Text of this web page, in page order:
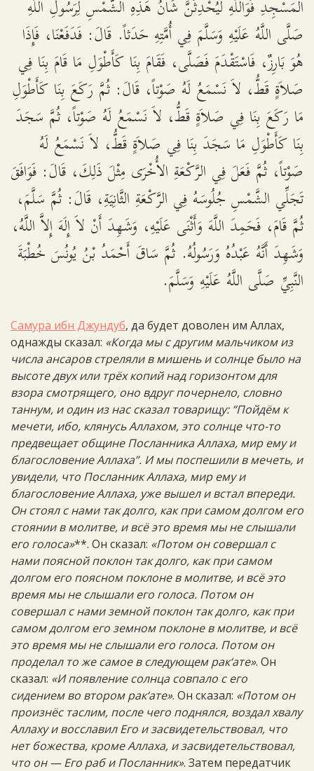
الْمَسْجِدِ فَوَاللَّهِ لَيُحْدِثَنَّ شَأْنُ هَذِهِ الشَّمْسِ لِرَسُولِ اللَّهِ
صَلَّى اللَّهُ عَلَيْهِ وَسَلَّمَ فِي أُمَّتِهِ حَدَثاً. قَالَ: فَدَفَعْنَا، فَإِذَا
هُوَ بَارِزٌ، فَاسْتَقْدَمَ فَصَلَّى، فَقَامَ بِنَا كَأَطْوَلِ مَا قَامَ بِنَا فِي
صَلاَةٍ قَطُّ، لاَ نَسْمَعُ لَهُ صَوْتاً، قَالَ: ثُمَّ رَكَعَ بِنَا كَأَطْوَلِ
مَا رَكَعَ بِنَا فِي صَلاَةٍ قَطُّ، لاَ نَسْمَعُ لَهُ صَوْتاً، ثُمَّ سَجَدَ
بِنَا كَأَطْوَلِ مَا سَجَدَ بِنَا فِي صَلاَةٍ قَطُّ، لاَ نَسْمَعُ لَهُ
صَوْتاً، ثُمَّ فَعَلَ فِي الرَّكْعَةِ الأُخْرَى مِثْلَ ذَلِكَ، قَالَ: فَوَافَقَ
تَجَلِّي الشَّمْسِ جُلُوسَهُ فِي الرَّكْعَةِ الثَّانِيَةِ، قَالَ: ثُمَّ سَلَّمَ،
ثُمَّ قَامَ، فَحَمِدَ اللَّهَ وَأَثْنَى عَلَيْهِ، وَشَهِدَ أَنْ لاَ إِلَهَ إِلاَّ اللَّهُ،
وَشَهِدَ أَنَّهُ عَبْدُهُ وَرَسُولُهُ. ثُمَّ سَاقَ أَحْمَدُ بْنُ يُونُسَ خُطْبَةَ
النَّبِيِّ صَلَّى اللَّهُ عَلَيْهِ وَسَلَّمَ.
Самура ибн Джундуб, да будет доволен им Аллах,
однажды сказал: «Когда мы с другим мальчиком из
числа ансаров стреляли в мишень и солнце было на
высоте двух или трёх копий над горизонтом для
взора смотрящего, оно вдруг почернело, словно
таннум, и один из нас сказал товарищу: “Пойдём к
мечети, ибо, клянусь Аллахом, это солнце что-то
предвещает общине Посланника Аллаха, мир ему и
благословение Аллаха”. И мы поспешили в мечеть, и
увидели, что Посланник Аллаха, мир ему и
благословение Аллаха, уже вышел и встал впереди.
Он стоял с нами так долго, как при самом долгом его
стоянии в молитве, и всё это время мы не слышали
его голоса»**. Он сказал: «Потом он совершал с
нами поясной поклон так долго, как при самом
долгом его поясном поклоне в молитве, и всё это
время мы не слышали его голоса. Потом он
совершал с нами земной поклон так долго, как при
самом долгом его земном поклоне в молитве, и всё
это время мы не слышали его голоса. Потом он
проделал то же самое в следующем рак‘ате». Он
сказал: «И появление солнца совпало с его
сидением во втором рак‘ате». Он сказал: «Потом он
произнёс таслим, после чего поднялся, воздал хвалу
Аллаху и восславил Его и засвидетельствовал, что
нет божества, кроме Аллаха, и засвидетельствовал,
что он — Его раб и Посланник». Затем передатчик